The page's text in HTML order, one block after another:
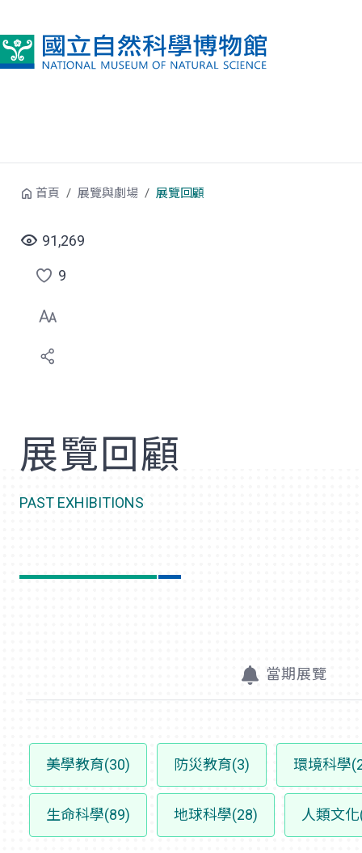
首頁 展覽與劇場 展覽回顧
91,269
點
選
喜
9
展覽回顧
PAST EXHIBITIONS
當期展覽
美學教育(30) 防災教育(3) 環境科學
生命科學(89) 地球科學(28) 人類文